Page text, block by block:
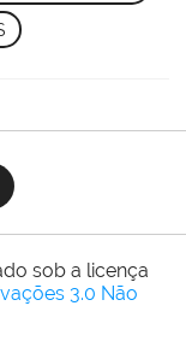
sob a licença
3.0 Não